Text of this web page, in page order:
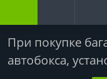
При покупке
автобокса,